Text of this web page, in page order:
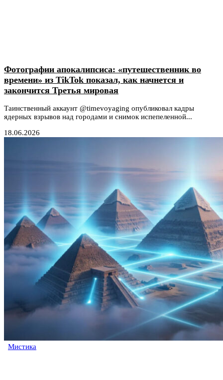
Фотографии апокалипсиса: «путешественник во
времени» из TikTok показал, как начнется и
закончится Третья мировая
Таинственный аккаунт @timevoyaging опубликовал кадры
ядерных взрывов над городами и снимок испепеленной...
18.06.2026
Мистика